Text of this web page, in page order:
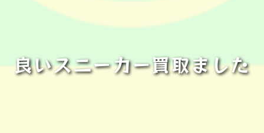
良いスニーカー買取ました